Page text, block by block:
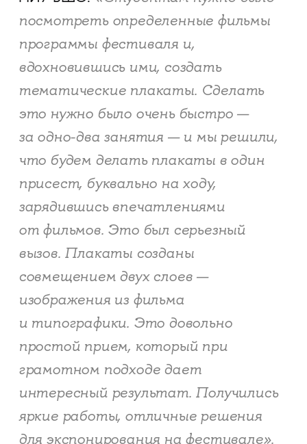
посмотреть определенные фильмы
программы фестиваля и,
вдохновившись ими, создать
тематические плакаты. Сделать
это нужно было очень быстро —
за одно-два занятия — и мы решили,
что будем делать плакаты в один
присест, буквально на ходу,
зарядившись впечатлениями
от фильмов. Это был серьезный
вызов. Плакаты созданы
совмещением двух слоев —
изображения из фильма
и типографики. Это довольно
простой прием, который при
грамотном подходе дает
интересный результат. Получились
яркие работы, отличные решения
для экспонирования на фестивале».